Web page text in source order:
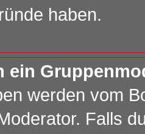
haben.
ein
werden vom
Falls